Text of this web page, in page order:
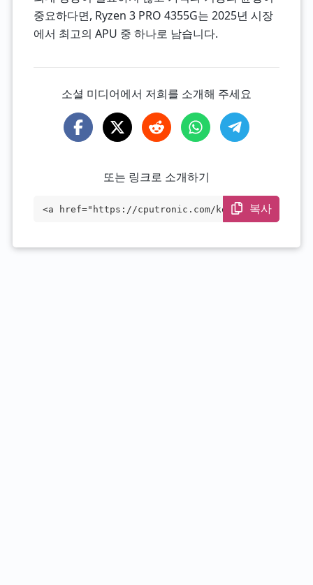
중요하다면, Ryzen 3 PRO 4355G는 2025년 시장
에서 최고의 APU 중 하나로 남습니다.
소셜 미디어에서 저희를 소개해 주세요
또는 링크로 소개하기
<a href="https://cputronic.com/ko/cpu/am
복사